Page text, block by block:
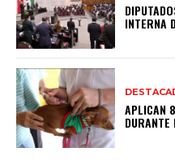
INTERNA
APLICAN